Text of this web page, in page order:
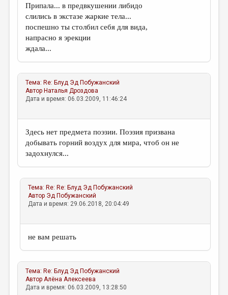
Припала... в предвкушении либидо
слились в экстазе жаркие тела...
поспешно ты столбил себя для вида,
напрасно я эрекции
ждала...
Тема: Re: Блуд Эд Побужанский
Автор Наталья Дроздова
Дата и время: 06.03.2009, 11:46:24
Здесь нет предмета поэзии. Поэзия призвана
добывать горний воздух для мира, чтоб он не
задохнулся...
Тема: Re: Re: Блуд Эд Побужанский
Автор Эд Побужанский
Дата и время: 29.06.2018, 20:04:49
не вам решать
Тема: Re: Блуд Эд Побужанский
АвторАлёна Алексеева
Дата и время: 06.03.2009, 13:28:50